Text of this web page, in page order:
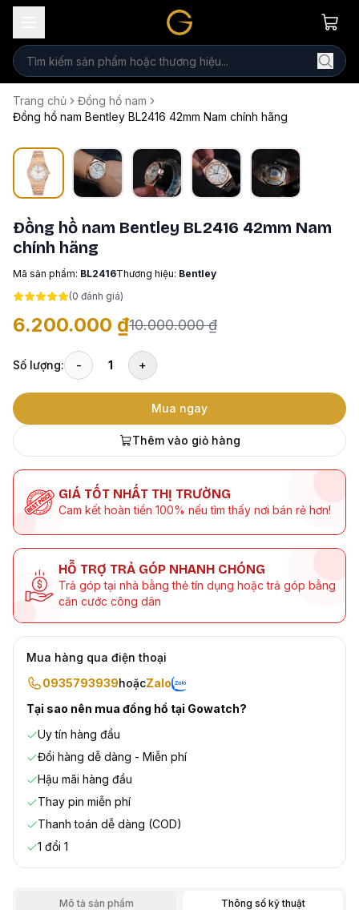
Trang chủ
Đồng hồ nam
Đồng hồ nam Bentley BL2416 42mm Nam chính hãng
Đồng hồ nam Bentley BL2416 42mm Nam
chính hãng
Mã sản phẩm: BL2416Thương hiệu: Bentley
(0 đánh giá)
6.200.000 ₫10.000.000 ₫
Số lượng: - 1 +
Mua ngay
Thêm vào giỏ hàng
GIÁ TỐT NHẤT THỊ TRƯỜNG
Cam kết hoàn tiền 100% nếu tìm thấy nơi bán rẻ hơn!
HỖ TRỢ TRẢ GÓP NHANH CHÓNG
Trả góp tại nhà bằng thẻ tín dụng hoặc trả góp bằng
căn cước công dân
Mua hàng qua điện thoại
0935793939hoặcZalo
Tại sao nên mua đồng hồ tại Gowatch?
Uy tín hàng đầu
Đổi hàng dễ dàng - Miễn phí
Hậu mãi hàng đầu
Thay pin miễn phí
Thanh toán dễ dàng (COD)
1 đổi 1
Mô tả sản phẩm Thông số kỹ thuật